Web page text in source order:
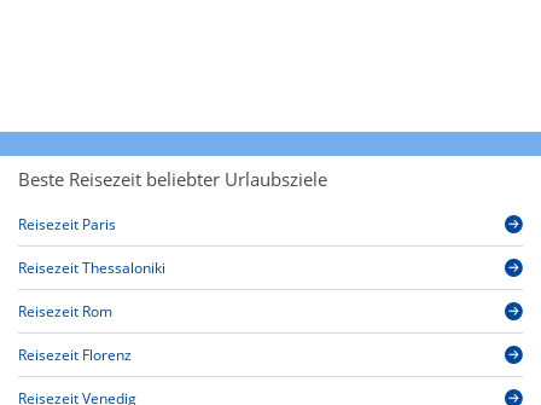
Beste Reisezeit beliebter Urlaubsziele
Reisezeit Paris
Reisezeit Thessaloniki
Reisezeit Rom
Reisezeit Florenz
Reisezeit Venedig